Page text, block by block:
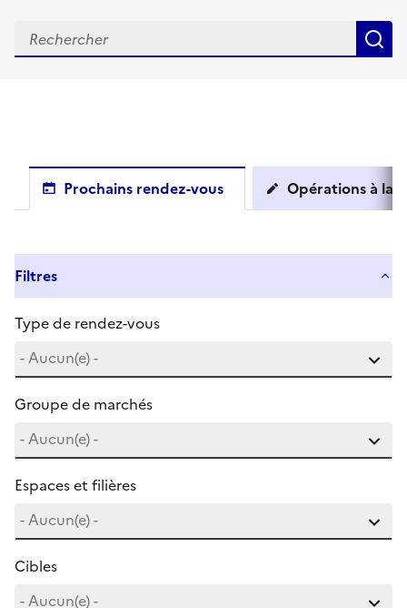
Prochains rendez-vous Opérations à la
Filtres
Type de rendez-vous
Groupe de marchés
Espaces et filières
Cibles